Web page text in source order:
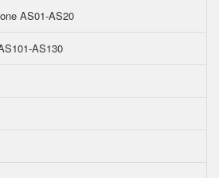
AS01-AS20
AS130